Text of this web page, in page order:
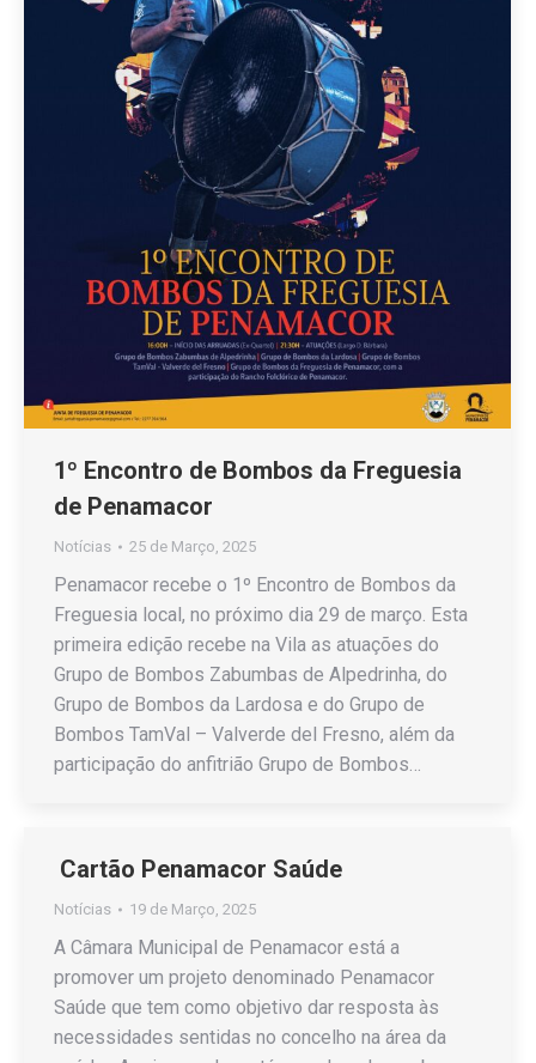
1º Encontro de Bombos da Freguesia
de Penamacor
Notícias 25 de Março, 2025
Penamacor recebe o 1º Encontro de Bombos da
Freguesia local, no próximo dia 29 de março. Esta
primeira edição recebe na Vila as atuações do
Grupo de Bombos Zabumbas de Alpedrinha, do
Grupo de Bombos da Lardosa e do Grupo de
Bombos TamVal – Valverde del Fresno, além da
participação do anfitrião Grupo de Bombos…
Cartão Penamacor Saúde
Notícias 19 de Março, 2025
A Câmara Municipal de Penamacor está a
promover um projeto denominado Penamacor
Saúde que tem como objetivo dar resposta às
necessidades sentidas no concelho na área da